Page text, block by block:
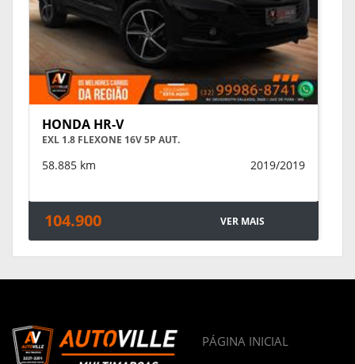
HONDA HR-V
EXL 1.8 FLEXONE 16V 5P AUT.
58.885 km 2019/2019
104.900 VER MAIS
PÁGINA INICIAL